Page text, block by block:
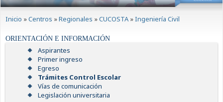
Inicio »Centros »Regionales »CUCOSTA »Ingeniería Civil
ORIENTACIÓN E INFORMACIÓN
Aspirantes
Primer ingreso
Egreso
Trámites Control Escolar
Vías de comunicación
Legislación universitaria